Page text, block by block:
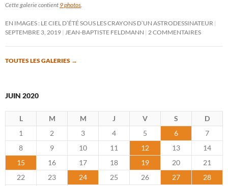
Cette galerie contient 9 photos
EN IMAGES : LE CIEL D’ÉTÉ SOUS LES CRAYONS D’UN ASTRODESSINATEUR
SEPTEMBRE 3, 2019
JEAN-BAPTISTE FELDMANN 2 COMMENTAIRES
TOUTES LES GALERIES →
JUIN 2020
L M M J V S
D
1
2 3 4 5 6
7
8
9 10 11 12 13
14
15
16 17 18 19 20
21
22
23 24 25 26 27
28